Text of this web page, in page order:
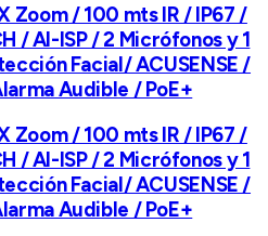
Zoom / 100 mts IR / IP67 /
/ AI-ISP / 2 Micrófonos y 1
Facial/ ACUSENSE /
Audible / PoE+
Zoom / 100 mts IR / IP67 /
/ AI-ISP / 2 Micrófonos y 1
Facial/ ACUSENSE /
Audible / PoE+